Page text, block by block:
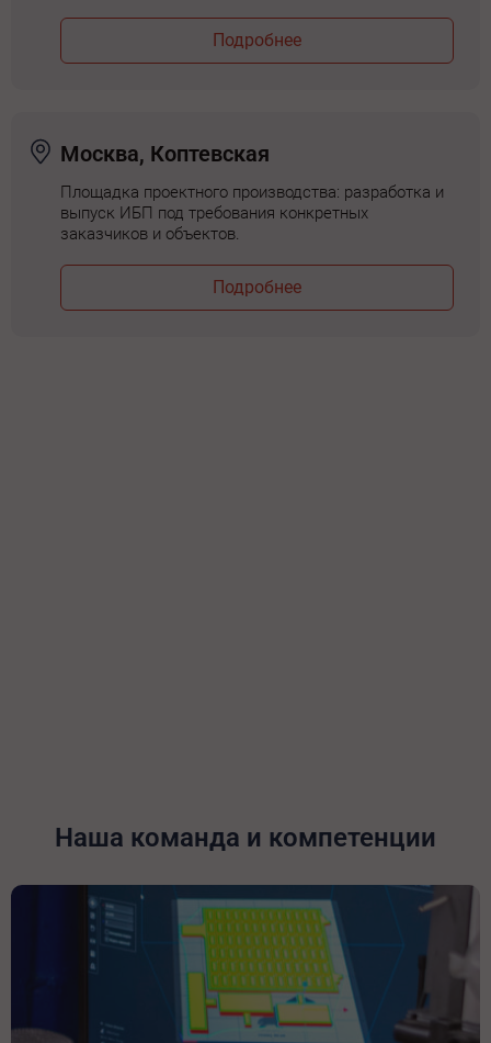
Подробнее
Москва, Коптевская
Площадка проектного производства: разработка и
выпуск ИБП под требования конкретных
заказчиков и объектов.
Подробнее
Наша команда и компетенции